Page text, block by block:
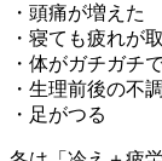
・頭痛が増えた
・寝ても疲れが
・体がガチガチ
・生理前後の不
・足がつる